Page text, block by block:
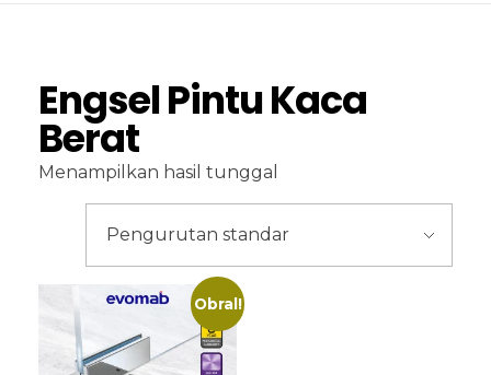
Engsel Pintu Kaca
Berat
Menampilkan hasil tunggal
Obral!